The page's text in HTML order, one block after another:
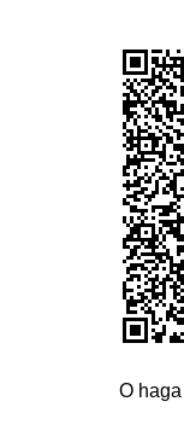
O haga